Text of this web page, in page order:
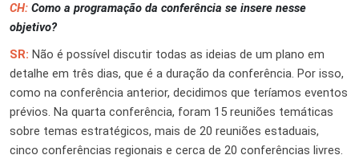
CH: Como a programação da conferência se insere nesse
objetivo?
SR: Não é possível discutir todas as ideias de um plano em
detalhe em três dias, que é a duração da conferência. Por isso,
como na conferência anterior, decidimos que teríamos eventos
prévios. Na quarta conferência, foram 15 reuniões temáticas
sobre temas estratégicos, mais de 20 reuniões estaduais,
cinco conferências regionais e cerca de 20 conferências livres.